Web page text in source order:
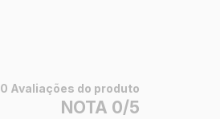
0 Avaliações do produto
NOTA 0/5